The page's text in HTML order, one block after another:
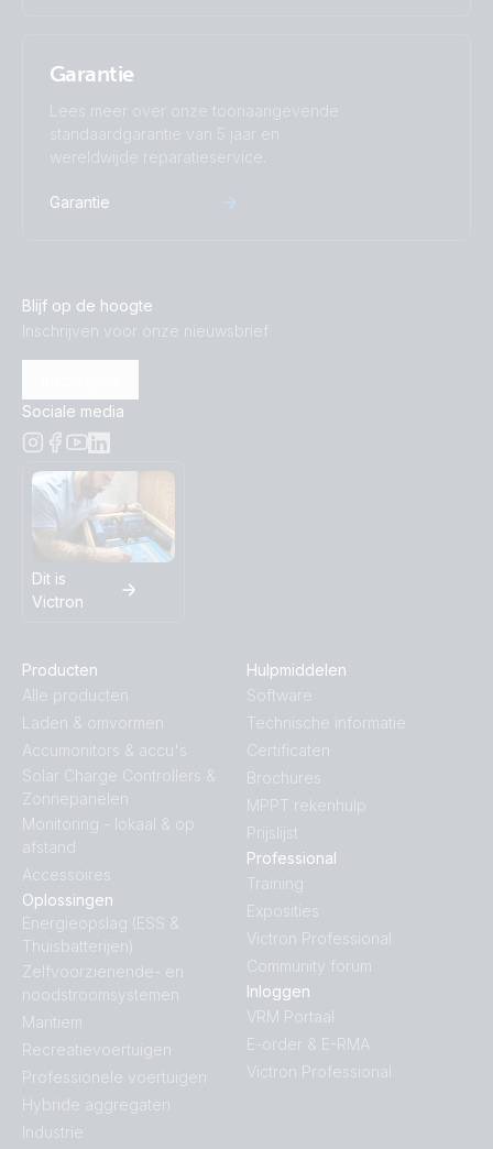
Garantie
Lees meer over onze toonaangevende
standaardgarantie van 5 jaar en
wereldwijde reparatieservice.
Garantie
Blijf op de hoogte
Inschrijven voor onze nieuwsbrief
Sociale media
Dit is
Victron
Producten
Alle producten
Laden & omvormen
Accumonitors & accu's
Solar Charge Controllers &
Zonnepanelen
Monitoring - lokaal & op
afstand
Accessoires
Oplossingen
Energieopslag (ESS &
Thuisbatterijen)
Zelfvoorzienende- en
noodstroomsystemen
Maritiem
Recreatievoertuigen
Professionele voertuigen
Hybride aggregaten
Industrie
Hulpmiddelen
Software
Technische informatie
Certificaten
Brochures
MPPT rekenhulp
Prijslijst
Professional
Training
Exposities
Victron Professional
Community forum
Inloggen
VRM Portaal
E-order & E-RMA
Victron Professional